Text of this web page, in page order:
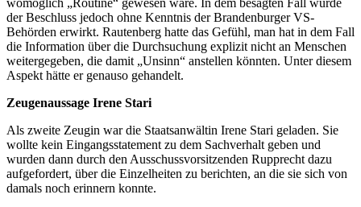
der Beschluss jedoch ohne Kenntnis der Brandenburger VS-
Behörden erwirkt. Rautenberg hatte das Gefühl, man hat in dem Fall
die Information über die Durchsuchung explizit nicht an Menschen
weitergegeben, die damit „Unsinn“ anstellen könnten. Unter diesem
Aspekt hätte er genauso gehandelt.
Zeugenaussage Irene Stari
Als zweite Zeugin war die Staatsanwältin Irene Stari geladen. Sie
wollte kein Eingangsstatement zu dem Sachverhalt geben und
wurden dann durch den Ausschussvorsitzenden Rupprecht dazu
aufgefordert, über die Einzelheiten zu berichten, an die sie sich von
damals noch erinnern konnte.